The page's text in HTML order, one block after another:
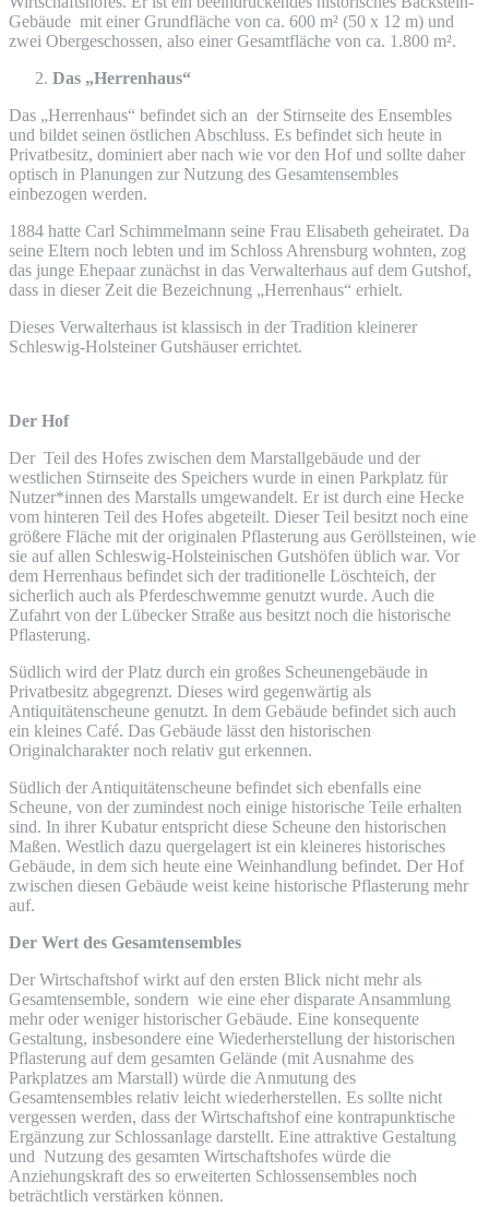
Gebäude mit einer Grundfläche von ca. 600 m² (50 x 12 m) und
zwei Obergeschossen, also einer Gesamtfläche von ca. 1.800 m².
Das „Herrenhaus“
Das „Herrenhaus“ befindet sich an der Stirnseite des Ensembles
und bildet seinen östlichen Abschluss. Es befindet sich heute in
Privatbesitz, dominiert aber nach wie vor den Hof und sollte daher
optisch in Planungen zur Nutzung des Gesamtensembles
einbezogen werden.
1884 hatte Carl Schimmelmann seine Frau Elisabeth geheiratet. Da
seine Eltern noch lebten und im Schloss Ahrensburg wohnten, zog
das junge Ehepaar zunächst in das Verwalterhaus auf dem Gutshof,
dass in dieser Zeit die Bezeichnung „Herrenhaus“ erhielt.
Dieses Verwalterhaus ist klassisch in der Tradition kleinerer
Schleswig-Holsteiner Gutshäuser errichtet.
Der Hof
Der Teil des Hofes zwischen dem Marstallgebäude und der
westlichen Stirnseite des Speichers wurde in einen Parkplatz für
Nutzer*innen des Marstalls umgewandelt. Er ist durch eine Hecke
vom hinteren Teil des Hofes abgeteilt. Dieser Teil besitzt noch eine
größere Fläche mit der originalen Pflasterung aus Geröllsteinen, wie
sie auf allen Schleswig-Holsteinischen Gutshöfen üblich war. Vor
dem Herrenhaus befindet sich der traditionelle Löschteich, der
sicherlich auch als Pferdeschwemme genutzt wurde. Auch die
Zufahrt von der Lübecker Straße aus besitzt noch die historische
Pflasterung.
Südlich wird der Platz durch ein großes Scheunengebäude in
Privatbesitz abgegrenzt. Dieses wird gegenwärtig als
Antiquitätenscheune genutzt. In dem Gebäude befindet sich auch
ein kleines Café. Das Gebäude lässt den historischen
Originalcharakter noch relativ gut erkennen.
Südlich der Antiquitätenscheune befindet sich ebenfalls eine
Scheune, von der zumindest noch einige historische Teile erhalten
sind. In ihrer Kubatur entspricht diese Scheune den historischen
Maßen. Westlich dazu quergelagert ist ein kleineres historisches
Gebäude, in dem sich heute eine Weinhandlung befindet. Der Hof
zwischen diesen Gebäude weist keine historische Pflasterung mehr
auf.
Der Wert des Gesamtensembles
Der Wirtschaftshof wirkt auf den ersten Blick nicht mehr als
Gesamtensemble, sondern wie eine eher disparate Ansammlung
mehr oder weniger historischer Gebäude. Eine konsequente
Gestaltung, insbesondere eine Wiederherstellung der historischen
Pflasterung auf dem gesamten Gelände (mit Ausnahme des
Parkplatzes am Marstall) würde die Anmutung des
Gesamtensembles relativ leicht wiederherstellen. Es sollte nicht
vergessen werden, dass der Wirtschaftshof eine kontrapunktische
Ergänzung zur Schlossanlage darstellt. Eine attraktive Gestaltung
und Nutzung des gesamten Wirtschaftshofes würde die
Anziehungskraft des so erweiterten Schlossensembles noch
beträchtlich verstärken können.